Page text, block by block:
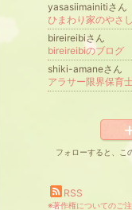
yasasiimainitiさん
bireireibiさん
bireireibiのブログ
shiki-amaneさん
フォローすると、こ
RSS
※著作権についてのご